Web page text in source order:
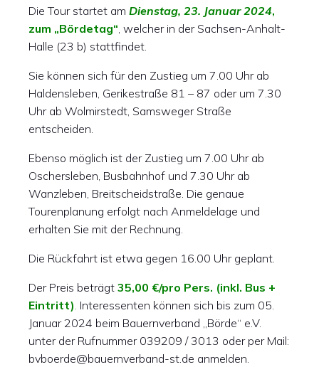
Die Tour startet am Dienstag, 23. Januar 2024,
zum „Bördetag“, welcher in der Sachsen-Anhalt-
Halle (23 b) stattfindet.
Sie können sich für den Zustieg um 7.00 Uhr ab
Haldensleben, Gerikestraße 81 – 87 oder um 7.30
Uhr ab Wolmirstedt, Samsweger Straße
entscheiden.
Ebenso möglich ist der Zustieg um 7.00 Uhr ab
Oschersleben, Busbahnhof und 7.30 Uhr ab
Wanzleben, Breitscheidstraße. Die genaue
Tourenplanung erfolgt nach Anmeldelage und
erhalten Sie mit der Rechnung.
Die Rückfahrt ist etwa gegen 16.00 Uhr geplant.
Der Preis beträgt 35,00 €/pro Pers. (inkl. Bus +
Eintritt). Interessenten können sich bis zum 05.
Januar 2024 beim Bauernverband „Börde“ e.V.
unter der Rufnummer 039209 / 3013 oder per Mail:
bvboerde@bauernverband-st.de anmelden.